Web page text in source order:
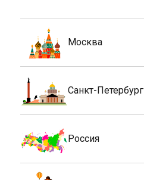
Москва
Санкт-Петербург
Россия